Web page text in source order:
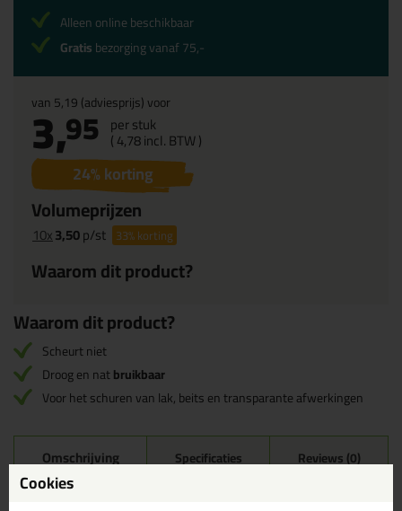
van5,19(adviesprijs) voor
3,95 per stuk
(4,78incl. BTW )
24% korting
Volumeprijzen
10x3,50p/st 33%korting
Waarom dit product?
Alleen online beschikbaar
Gratisbezorging vanaf 75,-
Waarom dit product?
Scheurt niet
Droog en natbruikbaar
Voor het schuren van lak, beits en transparante afwerkingen
Omschrijving Specificaties Reviews (0)
Cookies